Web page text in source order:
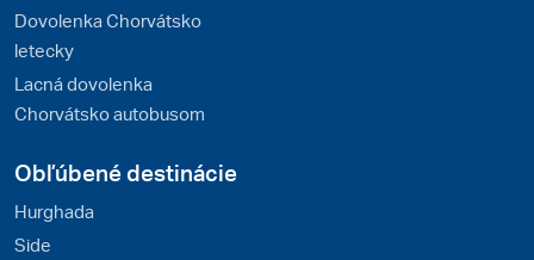
Dovolenka Chorvátsko
letecky
Lacná dovolenka
Chorvátsko autobusom
Obľúbené destinácie
Hurghada
Side